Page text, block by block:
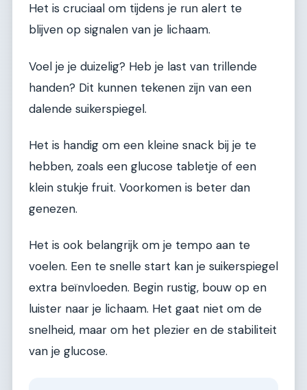
Het is cruciaal om tijdens je run alert te
blijven op signalen van je lichaam.
Voel je je duizelig? Heb je last van trillende
handen? Dit kunnen tekenen zijn van een
dalende suikerspiegel.
Het is handig om een kleine snack bij je te
hebben, zoals een glucose tabletje of een
klein stukje fruit. Voorkomen is beter dan
genezen.
Het is ook belangrijk om je tempo aan te
voelen. Een te snelle start kan je suikerspiegel
extra beïnvloeden. Begin rustig, bouw op en
luister naar je lichaam. Het gaat niet om de
snelheid, maar om het plezier en de stabiliteit
van je glucose.